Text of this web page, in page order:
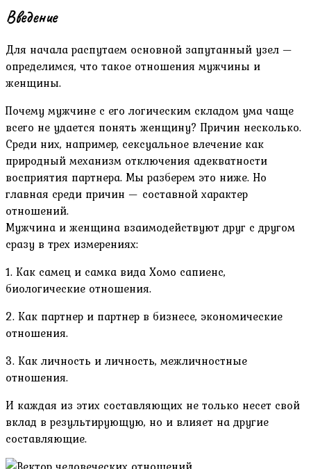
Введение
Для начала распутаем основной запутанный узел —
определимся, что такое отношения мужчины и
женщины.
Почему мужчине с его логическим складом ума чаще
всего не удается понять женщину? Причин несколько.
Среди них, например, сексуальное влечение как
природный механизм отключения адекватности
восприятия партнера. Мы разберем это ниже. Но
главная среди причин — составной характер
отношений.
Мужчина и женщина взаимодействуют друг с другом
сразу в трех измерениях:
1. Как самец и самка вида Хомо сапиенс,
биологические отношения.
2. Как партнер и партнер в бизнесе, экономические
отношения.
3. Как личность и личность, межличностные
отношения.
И каждая из этих составляющих не только несет свой
вклад в результирующую, но и влияет на другие
составляющие.